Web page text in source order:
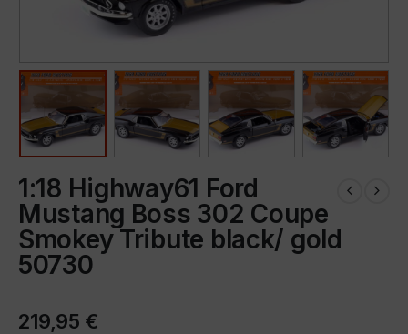
1:18 Highway61 Ford
Mustang Boss 302 Coupe
Smokey Tribute black/ gold
50730
219,95 €